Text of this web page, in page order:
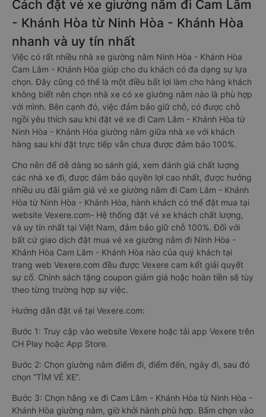
Cách đặt vé xe giường nằm đi Cam Lâm
- Khánh Hòa từ Ninh Hòa - Khánh Hòa
nhanh và uy tín nhất
Việc có rất nhiều nhà xe giường nằm Ninh Hòa - Khánh Hòa
Cam Lâm - Khánh Hòa giúp cho du khách có đa dạng sự lựa
chọn. Đây cũng có thể là một điều bất lợi làm cho hàng khách
không biết nên chọn nhà xe có xe giường nằm nào là phù hợp
với mình. Bên cạnh đó, việc đảm bảo giữ chỗ, có được chỗ
ngồi yêu thích sau khi đặt vé xe đi Cam Lâm - Khánh Hòa từ
Ninh Hòa - Khánh Hòa giường nằm giữa nhà xe với khách
hàng sau khi đặt trực tiếp vẫn chưa được đảm bảo 100%.
Cho nên để dễ dàng so sánh giá, xem đánh giá chất lượng
các nhà xe đi, được đảm bảo quyền lợi cao nhất, được hưởng
nhiều ưu đãi giảm giá vé xe giường nằm đi Cam Lâm - Khánh
Hòa từ Ninh Hòa - Khánh Hòa, hành khách có thể đặt mua tại
website Vexere.com- Hệ thống đặt vé xe khách chất lượng,
và uy tín nhất tại Việt Nam, đảm bảo giữ chỗ 100%. Đối với
bất cứ giao dịch đặt mua vé xe giường nằm đi Ninh Hòa -
Khánh Hòa Cam Lâm - Khánh Hòa nào của quý khách tại
trang web Vexere.com đều được Vexere cam kết giải quyết
sự cố. Chính sách tặng coupon giảm giá hoặc hoàn tiền sẽ tùy
theo từng trường hợp sự việc.
Hướng dẫn đặt vé tại Vexere.com:
Bước 1: Truy cập vào website Vexere hoặc tải app Vexere trên
CH Play hoặc App Store.
Bước 2: Chọn giường nằm điểm đi, điểm đến, ngày đi, sau đó
chọn “TÌM VÉ XE”.
Bước 3: Chọn hãng xe đi Cam Lâm - Khánh Hòa từ Ninh Hòa -
Khánh Hòa giường nằm, giờ khởi hành phù hợp. Bấm chọn vào